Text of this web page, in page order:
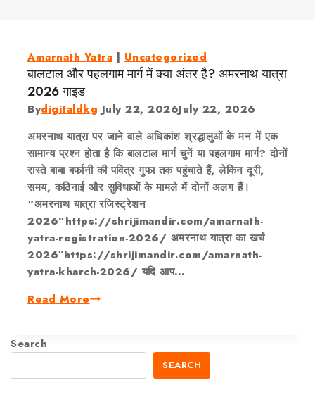
Amarnath Yatra | Uncategorized
बालटाल और पहलगाम मार्ग में क्या अंतर है? अमरनाथ यात्रा
2026 गाइड
Bydigitaldkg July 22, 2026July 22, 2026
अमरनाथ यात्रा पर जाने वाले अधिकांश श्रद्धालुओं के मन में एक
सामान्य प्रश्न होता है कि बालटाल मार्ग चुनें या पहलगाम मार्ग? दोनों
रास्ते बाबा बर्फानी की पवित्र गुफा तक पहुंचाते हैं, लेकिन दूरी,
समय, कठिनाई और सुविधाओं के मामले में दोनों अलग हैं।
“अमरनाथ यात्रा रजिस्ट्रेशन
2026”https://shrijimandir.com/amarnath-
yatra-registration-2026/ अमरनाथ यात्रा का खर्च
2026″https://shrijimandir.com/amarnath-
yatra-kharch-2026/ यदि आप…
Read More
Search
SEARCH